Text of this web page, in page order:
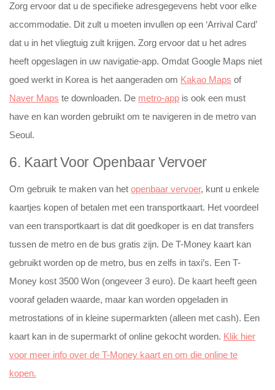
Zorg ervoor dat u de specifieke adresgegevens hebt voor elke
accommodatie. Dit zult u moeten invullen op een ‘Arrival Card’
dat u in het vliegtuig zult krijgen. Zorg ervoor dat u het adres
heeft opgeslagen in uw navigatie-app. Omdat Google Maps niet
goed werkt in Korea is het aangeraden om Kakao Maps of
Naver Maps te downloaden. De metro-app is ook een must
have en kan worden gebruikt om te navigeren in de metro van
Seoul.
6. Kaart Voor Openbaar Vervoer
Om gebruik te maken van het openbaar vervoer, kunt u enkele
kaartjes kopen of betalen met een transportkaart. Het voordeel
van een transportkaart is dat dit goedkoper is en dat transfers
tussen de metro en de bus gratis zijn. De T-Money kaart kan
gebruikt worden op de metro, bus en zelfs in taxi’s. Een T-
Money kost 3500 Won (ongeveer 3 euro). De kaart heeft geen
vooraf geladen waarde, maar kan worden opgeladen in
metrostations of in kleine supermarkten (alleen met cash). Een
kaart kan in de supermarkt of online gekocht worden. Klik hier
voor meer info over de T-Money kaart en om die online te
kopen.